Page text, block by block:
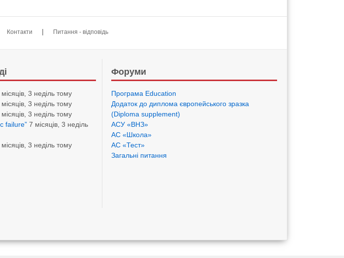
Контакти | Питання - відповідь
3 неділь тому
3 неділь тому
3 неділь тому
failure” 7 місяців, 3 неділь
3 неділь тому
Форуми
Програма Eduсation
Додаток до диплома європейського зразка
(Diploma supplement)
АСУ «ВНЗ»
АС «Школа»
АС «Тест»
Загальні питання